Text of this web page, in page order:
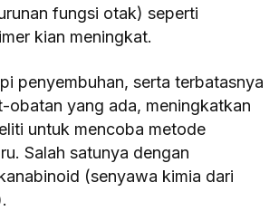
fungsi otak) seperti
kian meningkat.
penyembuhan, serta terbatasnya
obatan yang ada, meningkatkan
untuk mencoba metode
Salah satunya dengan
(senyawa kimia dari